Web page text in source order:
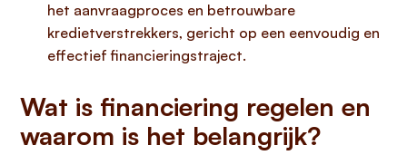
het aanvraagproces en betrouwbare
kredietverstrekkers, gericht op een eenvoudig en
effectief financieringstraject.
Wat is financiering regelen en
waarom is het belangrijk?